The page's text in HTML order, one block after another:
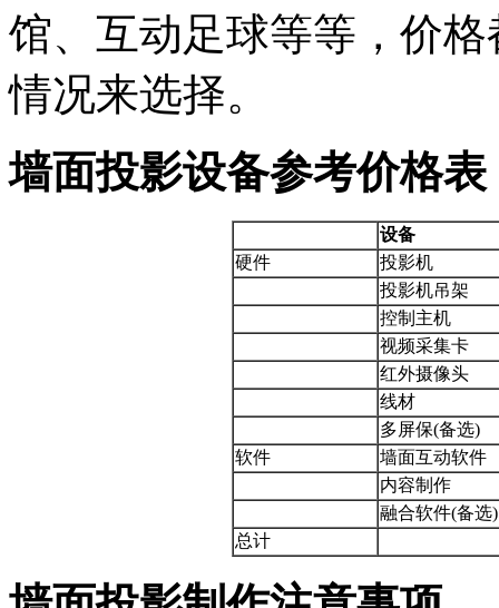
馆、互动足球等等，价
情况来选择。
墙面投影设备参考价格表
设备
硬件
投影机
投影机吊架
控制主机
视频采集卡
红外摄像头
线材
多屏保(备选)
软件
墙面互动软件
内容制作
融合软件(备选)
总计